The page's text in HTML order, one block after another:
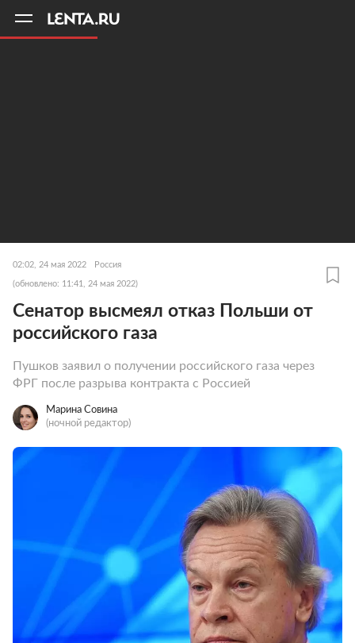
02:02, 24 мая 2022 Россия
(обновлено: 11:41, 24 мая 2022)
Сенатор высмеял отказ Польши от
российского газа
Пушков заявил о получении российского газа через
ФРГ после разрыва контракта с Россией
Марина Совина
(ночной редактор)